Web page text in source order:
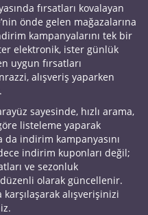
fırsatları kovalayan
önde gelen mağazalarına
kampanyalarını tek bir
elektronik, ister günlük
uygun fırsatları
alışveriş yaparken
sayesinde, hızlı arama,
listeleme yaparak
da indirim kampanyasını
indirim kuponları değil;
ve sezonluk
olarak güncellenir.
alışverişinizi